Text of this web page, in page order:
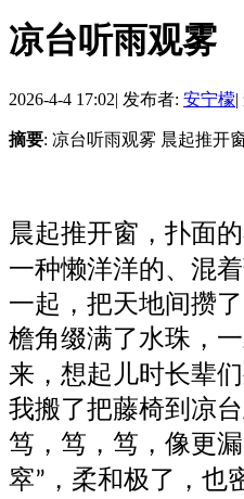
凉台听雨观雾
2026-4-4 17:02| 发布者: 安宁檬|
摘要: 凉台听雨观雾 晨起推开
晨起推开窗，扑面
一种懒洋洋的、混
一起，把天地间攒
檐角缀满了水珠，
来，想起儿时长辈
我搬了把藤椅到凉
笃，笃，笃，像更
窣” ，柔和极了，